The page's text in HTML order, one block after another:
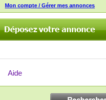
Mon compte / Gérer mes annonces
Aide